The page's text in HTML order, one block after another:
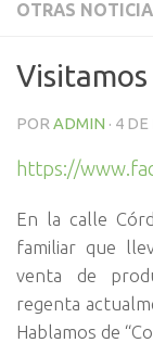
OTRAS
Visitamos
POR ADMIN · 4 DE
https://
En la calle
familiar que
venta de
regenta
Hablamos de